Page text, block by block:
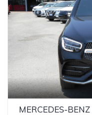
MERCEDES-